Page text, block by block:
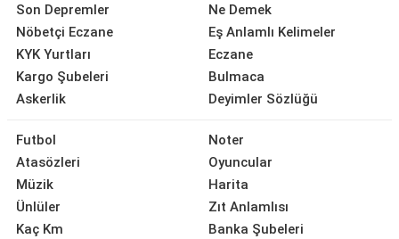
Son Depremler
Nöbetçi Eczane
KYK Yurtları
Kargo Şubeleri
Askerlik
Ne Demek
Eş Anlamlı Kelimeler
Eczane
Bulmaca
Deyimler Sözlüğü
Futbol
Atasözleri
Müzik
Ünlüler
Kaç Km
Noter
Oyuncular
Harita
Zıt Anlamlısı
Banka Şubeleri